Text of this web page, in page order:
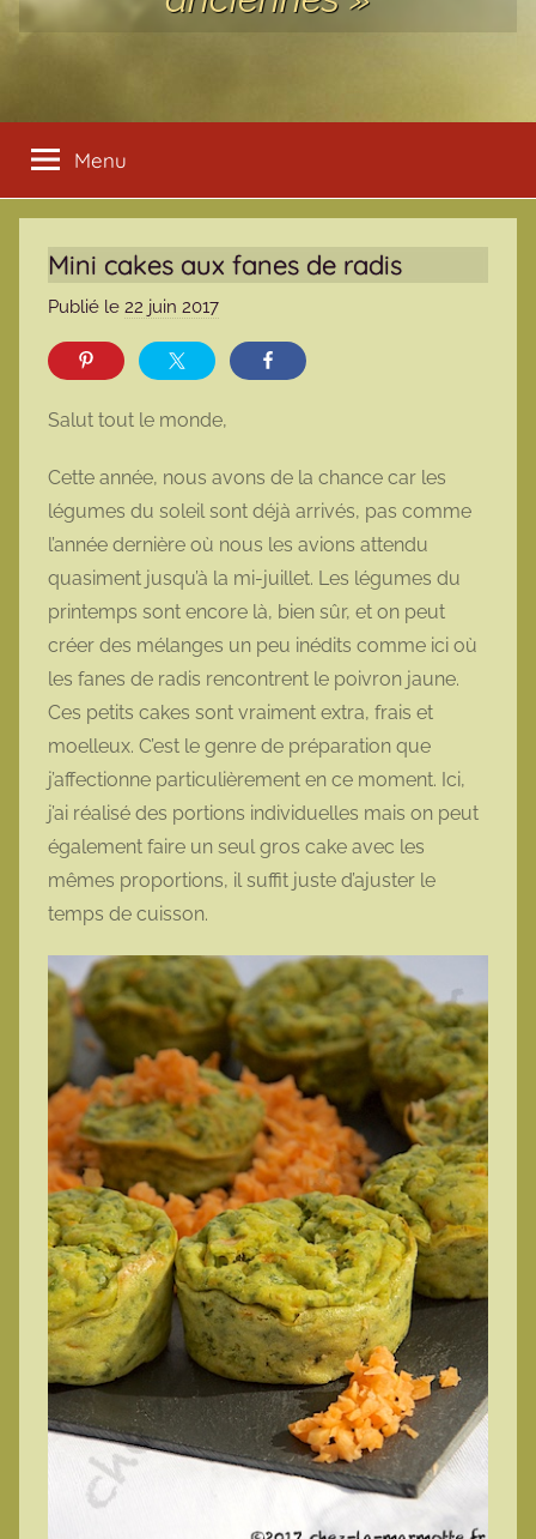
Menu
Mini cakes aux fanes de radis
Publié le 22 juin 2017
a
o
t
t
e
Salut tout le monde,
Cette année, nous avons de la chance car les
légumes du soleil sont déjà arrivés, pas comme
l’année dernière où nous les avions attendu
quasiment jusqu’à la mi-juillet. Les légumes du
printemps sont encore là, bien sûr, et on peut
créer des mélanges un peu inédits comme ici où
les fanes de radis rencontrent le poivron jaune.
Ces petits cakes sont vraiment extra, frais et
moelleux. C’est le genre de préparation que
j’affectionne particulièrement en ce moment. Ici,
j’ai réalisé des portions individuelles mais on peut
également faire un seul gros cake avec les
mêmes proportions, il suffit juste d’ajuster le
temps de cuisson.